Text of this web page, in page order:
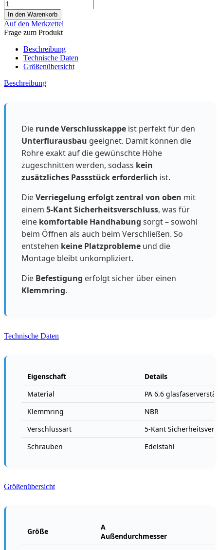
Auf den Merkzettel
Frage zum Produkt
Beschreibung
Technische Daten
Größenübersicht
Beschreibung
Die runde Verschlusskappe ist perfekt für den
Unterflurausbau geeignet. Damit können die
Rohre exakt auf die gewünschte Höhe
zugeschnitten werden, sodass kein
zusätzliches Passstück erforderlich ist.
DieVerriegelung erfolgt zentral von oben mit
einem 5-Kant Sicherheitsverschluss, was für
eine komfortable Handhabung sorgt – sowohl
beim Öffnen als auch beim Verschließen. So
entstehen keine Platzprobleme und die
Montage bleibt unkompliziert.
Die Befestigung erfolgt sicher über einen
Klemmring.
Technische Daten
Eigenschaft
Details
Material
PA 6.6
Klemmring
NBR
Verschlussart
5-Kant
Schrauben
Edelstahl
Größenübersicht
Größe
A
Außendurchmesser